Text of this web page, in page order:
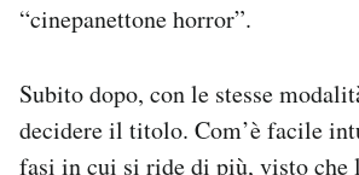
“cinepanettone horror”.
Subito dopo, con le stesse
decidere il titolo. Com’è facile
fasi in cui si ride di più, visto che